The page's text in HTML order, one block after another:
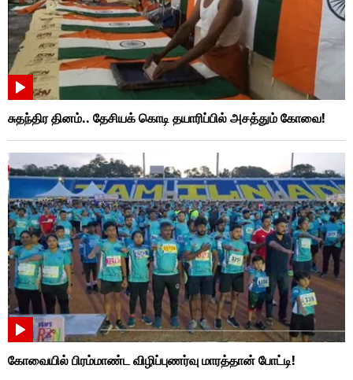
சுதந்திர தினம்.. தேசியக் கொடி தயாரிப்பில் அசத்தும் கோவை!
கோவையில் பிரம்மாண்ட விழிப்புணர்வு மாரத்தான் போட்டி!